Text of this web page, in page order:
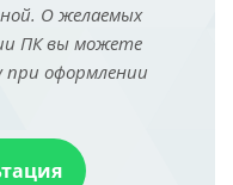
О желаемых
ПК вы можете
оформлении